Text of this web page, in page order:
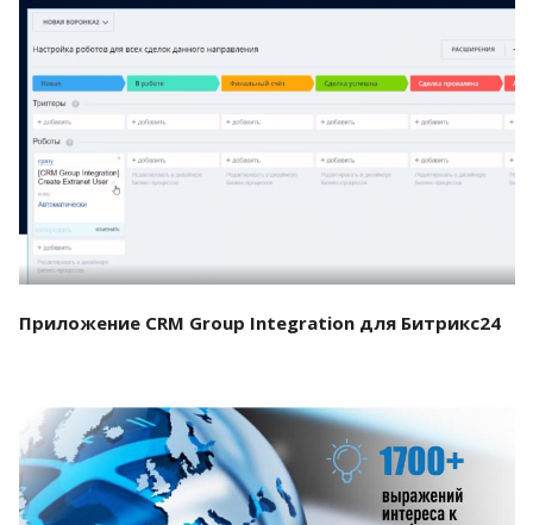
Смотреть проект
Приложение CRM Group Integration для Битрикс24